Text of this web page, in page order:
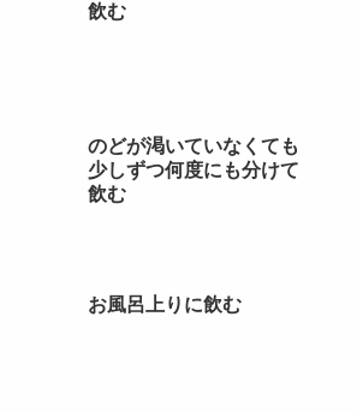
飲む
のどが渇いていなくても
少しずつ何度にも分けて
飲む
お風呂上りに飲む